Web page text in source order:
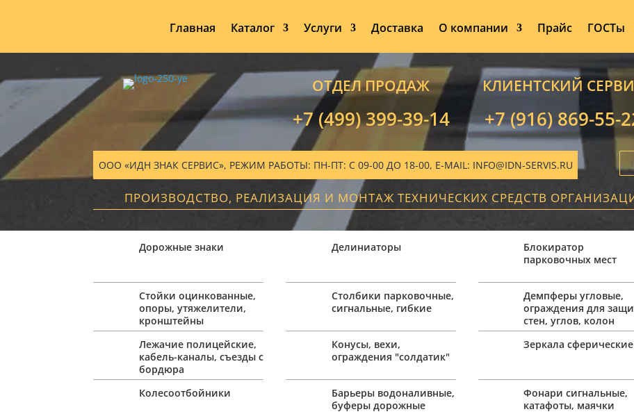
Главная Каталог Услуги Доставка О компании Прайс ГОСТы
ОТДЕЛ ПРОДАЖ
+7 (499) 399-39-14
КЛИЕНТСКИЙ
+7 (916) 869-55-
ООО «ИДН ЗНАК СЕРВИС», РЕЖИМ РАБОТЫ: ПН-ПТ: С 09-00 ДО 18-00, E-MAIL: INFO@IDN-SERVIS.RU
ПРОИЗВОДСТВО, РЕАЛИЗАЦИЯ И МОНТАЖ ТЕХНИЧЕСКИХ СРЕДСТВ
Дорожные знаки
Стойки оцинкованные,
опоры, утяжелители,
кронштейны
Лежачие полицейские,
кабель-каналы, съезды с
бордюра
Колесоотбойники
Делиниаторы
Столбики парковочные,
сигнальные, гибкие
Конусы, вехи,
ограждения "солдатик"
Барьеры водоналивные,
буферы дорожные
Блокиратор
парковочных мест
Демпферы угловые,
ограждения для
стен, углов, колон
Зеркала сферические
Фонари сигнальные,
катафоты, маячки